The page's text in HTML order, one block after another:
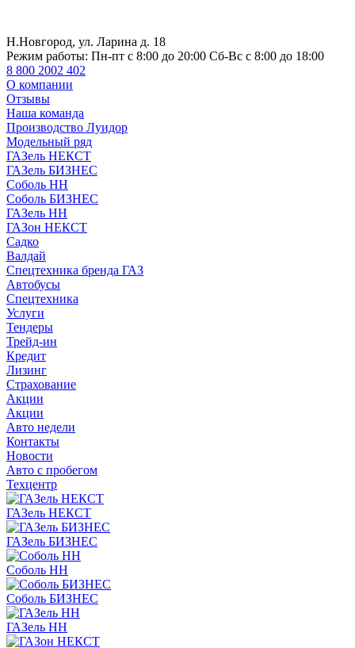
Н.Новгород, ул. Ларина д. 18
Режим работы: Пн-пт с 8:00 до 20:00 Сб-Вс с 8:00 до 18:00
8 800 2002 402
О компании
Отзывы
Наша команда
Производство Луидор
Модельный ряд
ГАЗель НЕКСТ
ГАЗель БИЗНЕС
Соболь НН
Соболь БИЗНЕС
ГАЗель НН
ГАЗон НЕКСТ
Садко
Валдай
Спецтехника бренда ГАЗ
Автобусы
Спецтехника
Услуги
Тендеры
Трейд-ин
Кредит
Лизинг
Страхование
Акции
Акции
Авто недели
Контакты
Новости
Авто с пробегом
Техцентр
ГАЗель НЕКСТ
ГАЗель БИЗНЕС
Соболь НН
Соболь БИЗНЕС
ГАЗель НН